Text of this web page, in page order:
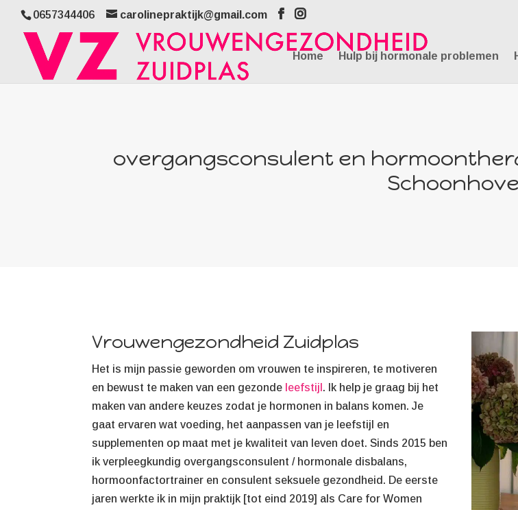
0657344406 carolinepraktijk@gmail.com
Home Hulp bij hormonale problemen
overgangsconsulent en
Vrouwengezondheid Zuidplas
Het is mijn passie geworden om vrouwen te inspireren, te motiveren
en bewust te maken van een gezonde leefstijl . Ik help je graag bij het
maken van andere keuzes zodat je hormonen in balans komen. Je
gaat ervaren wat voeding, het aanpassen van je leefstijl en
supplementen op maat met je kwaliteit van leven doet. Sinds 2015 ben
ik verpleegkundig overgangsconsulent / hormonale disbalans,
hormoonfactortrainer en consulent seksuele gezondheid. De eerste
jaren werkte ik in mijn praktijk [tot eind 2019] als Care for Women